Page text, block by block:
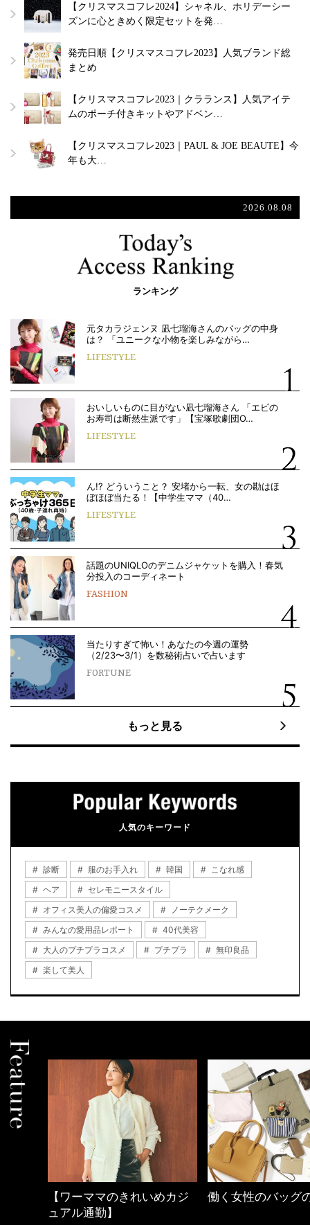
【クリスマスコフレ2024】シャネル、ホリデーシー
ズンに心ときめく限定セットを発…
発売日順【クリスマスコフレ2023】人気ブランド総
まとめ
【クリスマスコフレ2023｜クラランス】人気アイテ
ムのポーチ付きキットやアドベン…
【クリスマスコフレ2023｜PAUL & JOE BEAUTE】今
年も大…
2026.08.08
ランキング
元タカラジェンヌ 凪七瑠海さんのバッグの中身
は？ 「ユニークな小物を楽しみながら…
LIFESTYLE
おいしいものに目がない凪七瑠海さん 「エビの
お寿司は断然生派です」【宝塚歌劇団O…
LIFESTYLE
ん!? どういうこと？ 安堵から一転、女の勘はほ
ぼほぼ当たる！【中学生ママ（40…
LIFESTYLE
話題のUNIQLOのデニムジャケットを購入！春気
分投入のコーディネート
FASHION
当たりすぎて怖い！あなたの今週の運勢
（2/23〜3/1）を数秘術占いで占います
FORTUNE
もっと見る
人気のキーワード
診断 服のお手入れ 韓国
こなれ感
ヘア
セレモニースタイル
オフィス美人の偏愛コスメ
ノーテクメーク
みんなの愛用品レポート
40代美容
大人のプチプラコスメ
プチプラ
無印良品
楽して美人
【ワーママのきれいめカジ
ュアル通勤】
働く女性のバッグ